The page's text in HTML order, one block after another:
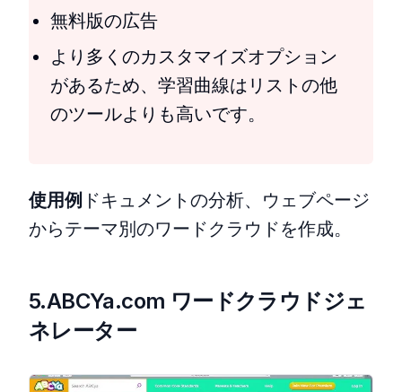
無料版の広告
より多くのカスタマイズオプション
があるため、学習曲線はリストの他
のツールよりも高いです。
使用例 ドキュメントの分析、ウェブページ
からテーマ別のワードクラウドを作成。
5.ABCYa.com ワードクラウドジェ
ネレーター